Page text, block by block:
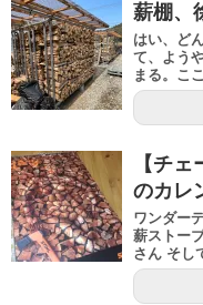
薪棚、
はい、ど
て、よう
まる。こ
【チ
のカレ
ワンダー
薪ストー
さん そし